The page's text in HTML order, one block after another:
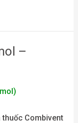
–
Combivent